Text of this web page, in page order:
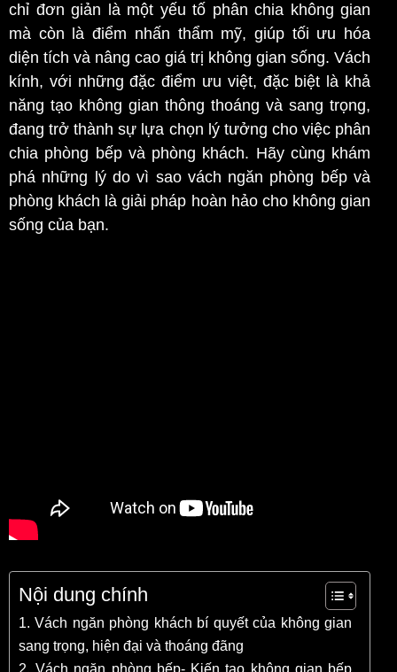
chỉ đơn giản là một yếu tố phân chia không gian
mà còn là điểm nhấn thẩm mỹ, giúp tối ưu hóa
diện tích và nâng cao giá trị không gian sống. Vách
kính, với những đặc điểm ưu việt, đặc biệt là khả
năng tạo không gian thông thoáng và sang trọng,
đang trở thành sự lựa chọn lý tưởng cho việc phân
chia phòng bếp và phòng khách. Hãy cùng khám
phá những lý do vì sao vách ngăn phòng bếp và
phòng khách là giải pháp hoàn hảo cho không gian
sống của bạn.
Nội dung chính
1. Vách ngăn phòng khách bí quyết của không gian
sang trọng, hiện đại và thoáng đãng
2. Vách ngăn phòng bếp- Kiến tạo không gian bếp